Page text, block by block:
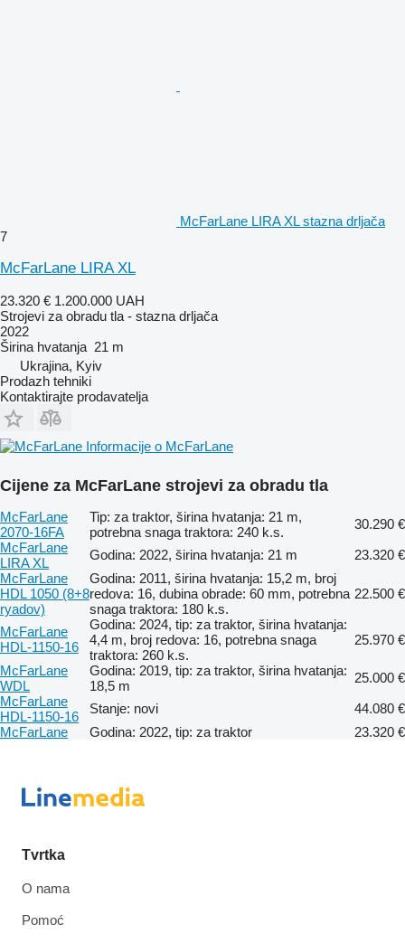
McFarLane LIRA XL stazna drljača
7
McFarLane LIRA XL
23.320 € 1.200.000 UAH
Strojevi za obradu tla - stazna drljača
2022
Širina hvatanja 21 m
Ukrajina, Kyiv
Prodazh tehniki
Kontaktirajte prodavatelja
Informacije o McFarLane
Cijene za McFarLane strojevi za obradu tla
McFarLane
2070-16FA
Tip: za traktor, širina hvatanja: 21 m,
potrebna snaga traktora: 240 k.s.
30.290 €
McFarLane
LIRA XL
Godina: 2022, širina hvatanja: 21 m
23.320 €
McFarLane
HDL 1050 (8+8
ryadov)
Godina: 2011, širina hvatanja: 15,2 m, broj
redova: 16, dubina obrade: 60 mm, potrebna
snaga traktora: 180 k.s.
22.500 €
McFarLane
HDL-1150-16
Godina: 2024, tip: za traktor, širina hvatanja:
4,4 m, broj redova: 16, potrebna snaga
traktora: 260 k.s.
25.970 €
McFarLane
WDL
Godina: 2019, tip: za traktor, širina hvatanja:
18,5 m
25.000 €
McFarLane
HDL-1150-16
Stanje: novi
44.080 €
McFarLane
Godina: 2022, tip: za traktor 23.320 €
Tvrtka
O nama
Pomoć